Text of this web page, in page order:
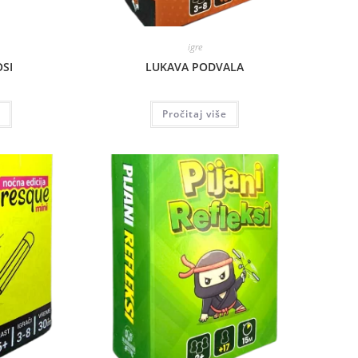
igre
LUKAVA PODVALA
Pročitaj više